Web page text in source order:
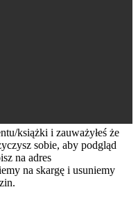
książki i zauważyłeś że
sobie, aby podgląd
na adres
na skargę i usuniemy